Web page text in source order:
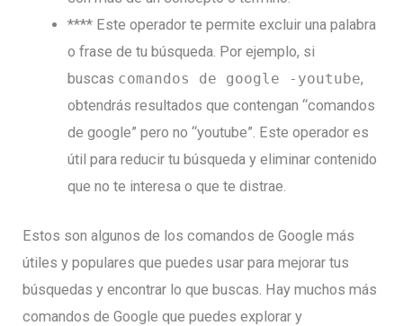
**** Este operador te permite excluir una palabra
o frase de tu búsqueda. Por ejemplo, si
buscas comandos de google -youtube,
obtendrás resultados que contengan “comandos
de google” pero no “youtube”. Este operador es
útil para reducir tu búsqueda y eliminar contenido
que no te interesa o que te distrae.
Estos son algunos de los comandos de Google más
útiles y populares que puedes usar para mejorar tus
búsquedas y encontrar lo que buscas. Hay muchos más
comandos de Google que puedes explorar y